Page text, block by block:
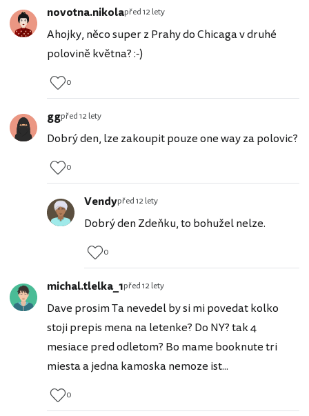
novotna.nikolapřed 12 lety
Ahojky, něco super z Prahy do Chicaga v druhé
polovině května? :-)
0
ggpřed 12 lety
Dobrý den, lze zakoupit pouze one way za polovic?
0
Vendypřed 12 lety
Dobrý den Zdeňku, to bohužel nelze.
0
michal.tlelka_1před 12 lety
Dave prosim Ta nevedel by si mi povedat kolko
stoji prepis mena na letenke? Do NY? tak 4
mesiace pred odletom? Bo mame booknute tri
miesta a jedna kamoska nemoze ist...
0